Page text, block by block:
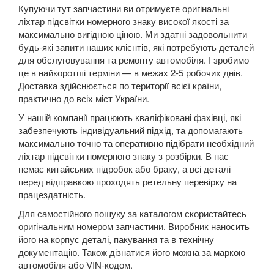
Atlas
Atlas Cross Sport
Amarok (2H)
Beetle (A5)
New Beetle (9C1)
New Beetle (5C1)
New Beetle Cabrio (1Y7)
Caddy IV
Eos (1F7, 1F8)
FOX (5Z1)
Golf V (1K1)
Купуючи тут запчастини ви отримуєте оригінальні
ліхтар підсвітки номерного знаку високої якості за
максимально вигідною ціною. Ми здатні задовольнити
будь-які запити наших клієнтів, які потребують деталей
для обслуговування та ремонту автомобіля. І зробимо
це в найкоротші терміни — в межах 2-5 робочих днів.
Доставка здійснюється по території всієї країни,
практично до всіх міст України.
У нашій компанії працюють кваліфіковані фахівці, які
забезпечують індивідуальний підхід, та допомагають
максимально точно та оперативно підібрати необхідний
ліхтар підсвітки номерного знаку з розбірки. В нас
немає китайських підробок або браку, а всі деталі
перед відправкою проходять ретельну перевірку на
працездатність.
Для самостійного пошуку за каталогом скористайтесь
оригінальним номером запчастини. Виробник наносить
його на корпус деталі, пакування та в технічну
документацію. Також дізнатися його можна за маркою
автомобіля або VIN-кодом.